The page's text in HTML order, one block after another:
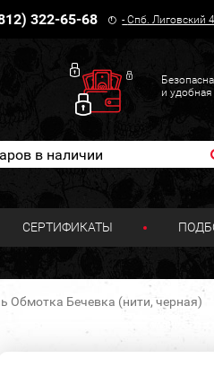
322-65-68 -Спб. Лиговский
и
СЕРТИФИКАТЫ
Обмотка Бечевка (нити, черная)